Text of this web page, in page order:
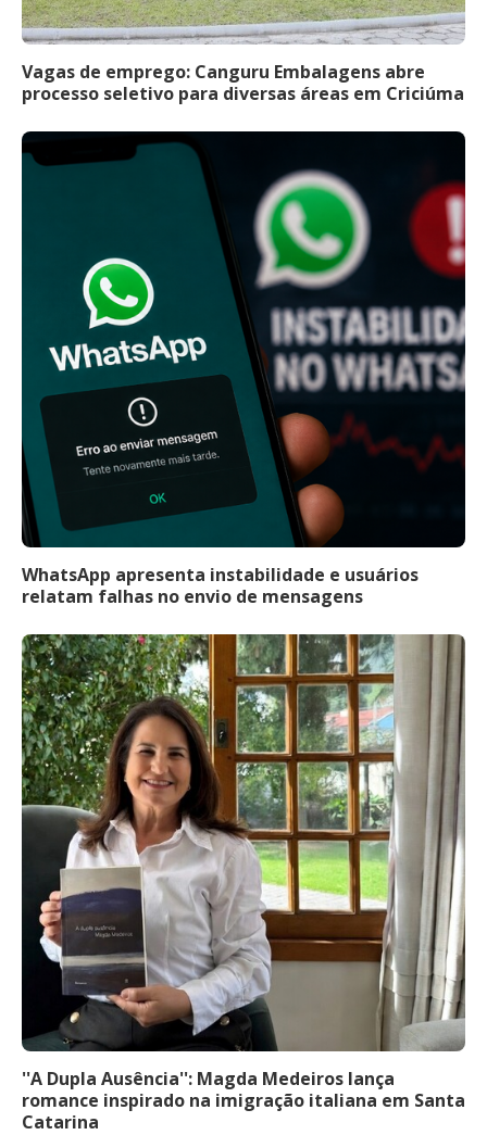
Vagas de emprego: Canguru Embalagens abre
processo seletivo para diversas áreas em Criciúma
WhatsApp apresenta instabilidade e usuários
relatam falhas no envio de mensagens
''A Dupla Ausência'': Magda Medeiros lança
romance inspirado na imigração italiana em Santa
Catarina